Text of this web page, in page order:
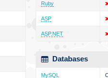
Ruby
ASP
ASP.NET
Databases
MySQL